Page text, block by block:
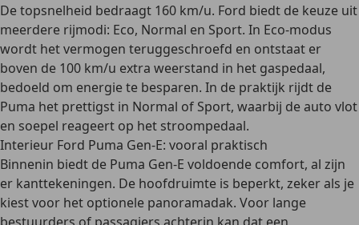
De topsnelheid bedraagt 160 km/u. Ford biedt de keuze uit
meerdere rijmodi: Eco, Normal en Sport. In Eco-modus
wordt het vermogen teruggeschroefd en ontstaat er
boven de 100 km/u extra weerstand in het gaspedaal,
bedoeld om energie te besparen. In de praktijk rijdt de
Puma het prettigst in Normal of Sport, waarbij de auto vlot
en soepel reageert op het stroompedaal.
Interieur Ford Puma Gen-E: vooral praktisch
Binnenin biedt de Puma Gen-E voldoende comfort, al zijn
er kanttekeningen. De hoofdruimte is beperkt, zeker als je
kiest voor het optionele panoramadak. Voor lange